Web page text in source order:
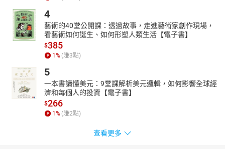
4
藝術的40堂公開課：透過故事，走進藝術家創作現場，
看藝術如何誕生、如何形塑人類生活【電子書】
$385
1% (賺3點)
5
一本書讀懂美元：9堂課解析美元邏輯，如何影響全球經
濟和每個人的投資【電子書】
$266
1% (賺2點)
查看更多